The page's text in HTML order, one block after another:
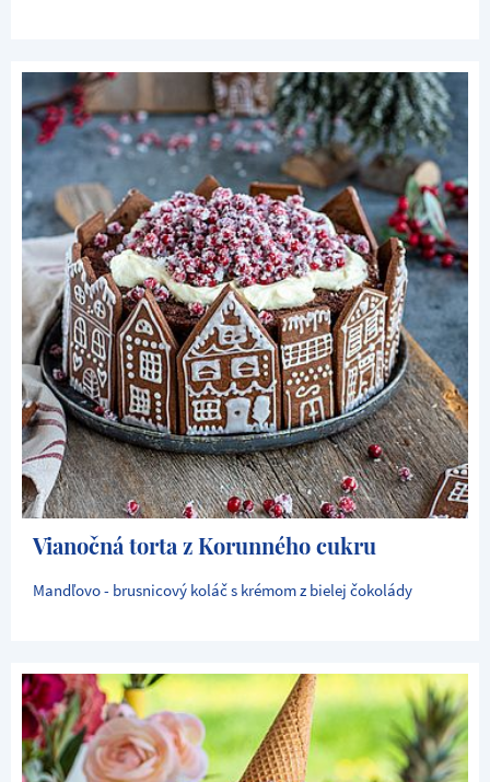
Vianočná torta z Korunného cukru
Mandľovo - brusnicový koláč s krémom z bielej čokolády